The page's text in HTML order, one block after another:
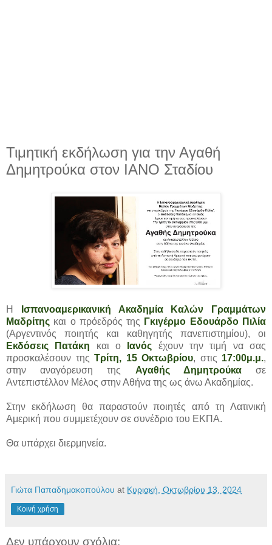
Τιμητική εκδήλωση για την Αγαθή
Δημητρούκα στον ΙΑΝΟ Σταδίου
Η
Ισπανοαμερικανική Ακαδημία Καλών Γραμμάτων
Μαδρίτης και ο πρόεδρός της Γκιγέρμο Εδουάρδο Πιλία
(Αργεντινός ποιητής και καθηγητής πανεπιστημίου), οι
Εκδόσεις Πατάκη και ο Ιανός έχουν την τιμή να σας
προσκαλέσουν της Τρίτη, 15 Οκτωβρίου, στις 17:00μ.μ.,
στην αναγόρευση της Αγαθής Δημητρούκασε
Αντεπιστέλλον Μέλος στην Αθήνα της ως άνω Ακαδημίας.
Στην εκδήλωση θα παραστούν ποιητές από τη Λατινική
Αμερική που συμμετέχουν σε συνέδριο του ΕΚΠΑ.
Θα υπάρχει διερμηνεία.
Γιώτα Παπαδημακοπούλου at Κυριακή, Οκτωβρίου 13, 2024
Κοινή χρήση
Δεν υπάρχουν σχόλια: